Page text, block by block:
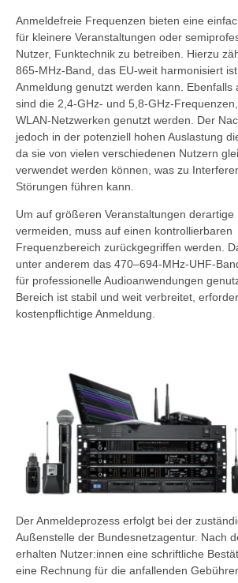
Anmeldefreie Frequenzen bieten eine
für kleinere Veranstaltungen oder
Nutzer, Funktechnik zu betreiben. Hierzu
865-MHz-Band, das EU-weit harmonisiert
Anmeldung genutzt werden kann. Ebenfalls
sind die 2,4-GHz- und 5,8-GHz-
WLAN-Netzwerken genutzt werden. Der
jedoch in der potenziell hohen Auslastung
da sie von vielen verschiedenen Nutzern
verwendet werden können, was zu
Störungen führen kann.
Um auf größeren Veranstaltungen derartige
vermeiden, muss auf einen kontrollierbaren
Frequenzbereich zurückgegriffen werden.
unter anderem das 470–694-MHz-UHF-
für professionelle Audioanwendungen
Bereich ist stabil und weit verbreitet,
kostenpflichtige Anmeldung.
Der Anmeldeprozess erfolgt bei der
Außenstelle der Bundesnetzagentur. Nach
erhalten Nutzer:innen eine schriftliche
eine Rechnung für die anfallenden